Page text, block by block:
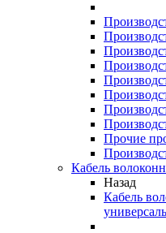
Прочие
Кабель
Назад
Кабель